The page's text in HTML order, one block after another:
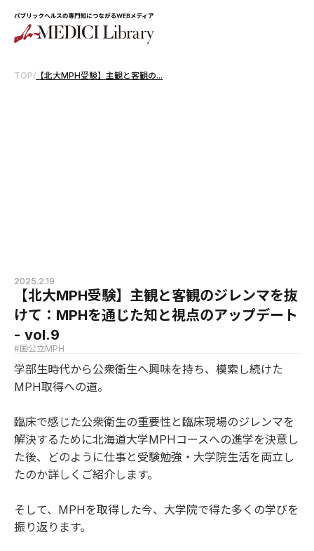
TOP/ 【北大MPH受験】主観と客観の...
2025.2.19
【北大MPH受験】主観と客観のジレンマを抜
けて：MPHを通じた知と視点のアップデート
- vol.9
#国公立MPH
学部生時代から公衆衛生へ興味を持ち、模索し続けた
MPH取得への道。
臨床で感じた公衆衛生の重要性と臨床現場のジレンマを
解決するために北海道大学MPHコースへの進学を決意し
た後、どのように仕事と受験勉強・大学院生活を両立し
たのか詳しくご紹介します。
そして、MPHを取得した今、大学院で得た多くの学びを
振り返ります。